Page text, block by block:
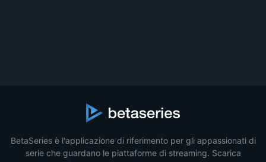
BetaSeries è l'applicazione di riferimento per gli appassionati di
serie che guardano le piattaforme di streaming. Scarica